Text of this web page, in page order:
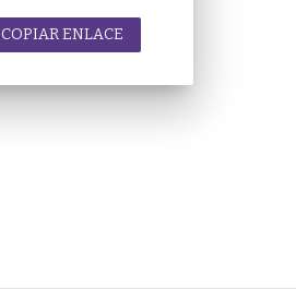
COPIAR ENLACE